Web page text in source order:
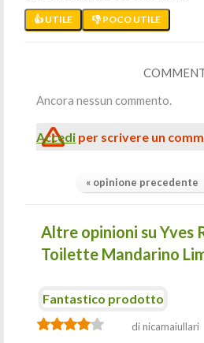
👍 UTILE 👎 POCO UTILE
Ancora nessun commento.
Accedi per scrivere un
« opinione precedente
Altre opinioni su Yves
Toilette Mandarino
Fantastico prodotto
di nicamaiullari